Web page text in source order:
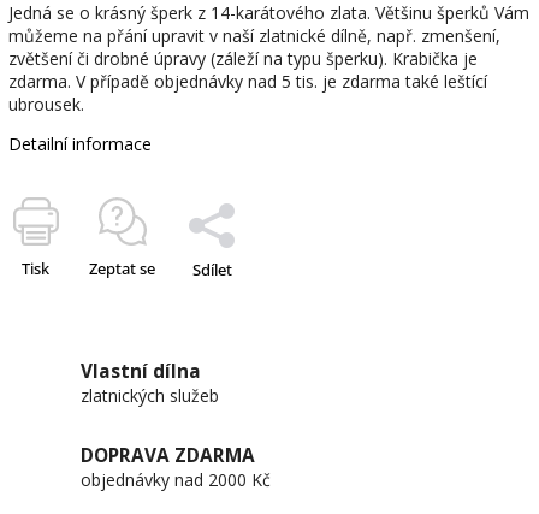
Jedná se o krásný šperk z 14-karátového zlata. Většinu šperků Vám
můžeme na přání upravit v naší zlatnické dílně, např. zmenšení,
zvětšení či drobné úpravy (záleží na typu šperku). Krabička je
zdarma. V případě objednávky nad 5 tis. je zdarma také leštící
ubrousek.
Detailní informace
Tisk Zeptat se Sdílet
Vlastní dílna
zlatnických služeb
DOPRAVA ZDARMA
objednávky nad 2000 Kč